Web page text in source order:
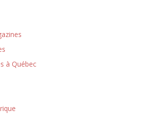
à Québec